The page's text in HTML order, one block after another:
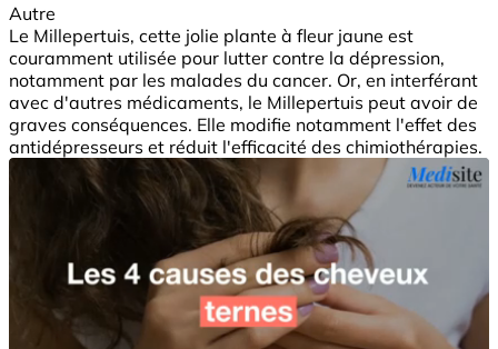
Autre
Le Millepertuis, cette jolie plante à fleur jaune est
couramment utilisée pour lutter contre la dépression,
notamment par les malades du cancer. Or, en interférant
avec d'autres médicaments, le Millepertuis peut avoir de
graves conséquences. Elle modifie notamment l'effet des
antidépresseurs et réduit l'efficacité des chimiothérapies.